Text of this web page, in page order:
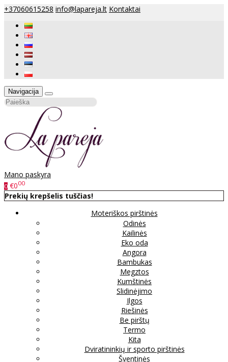
+37060615258 info@lapareja.lt Kontaktai
Navigacija
Mano paskyra
0 €000
Prekių krepšelis tuščias!
Moteriškos pirštinės
Odinės
Kailinės
Eko oda
Angora
Bambukas
Megztos
Kumštinės
Slidinėjimo
Ilgos
Riešinės
Be pirštų
Termo
Kita
Dviratininkių ir sporto pirštinės
Šventinės